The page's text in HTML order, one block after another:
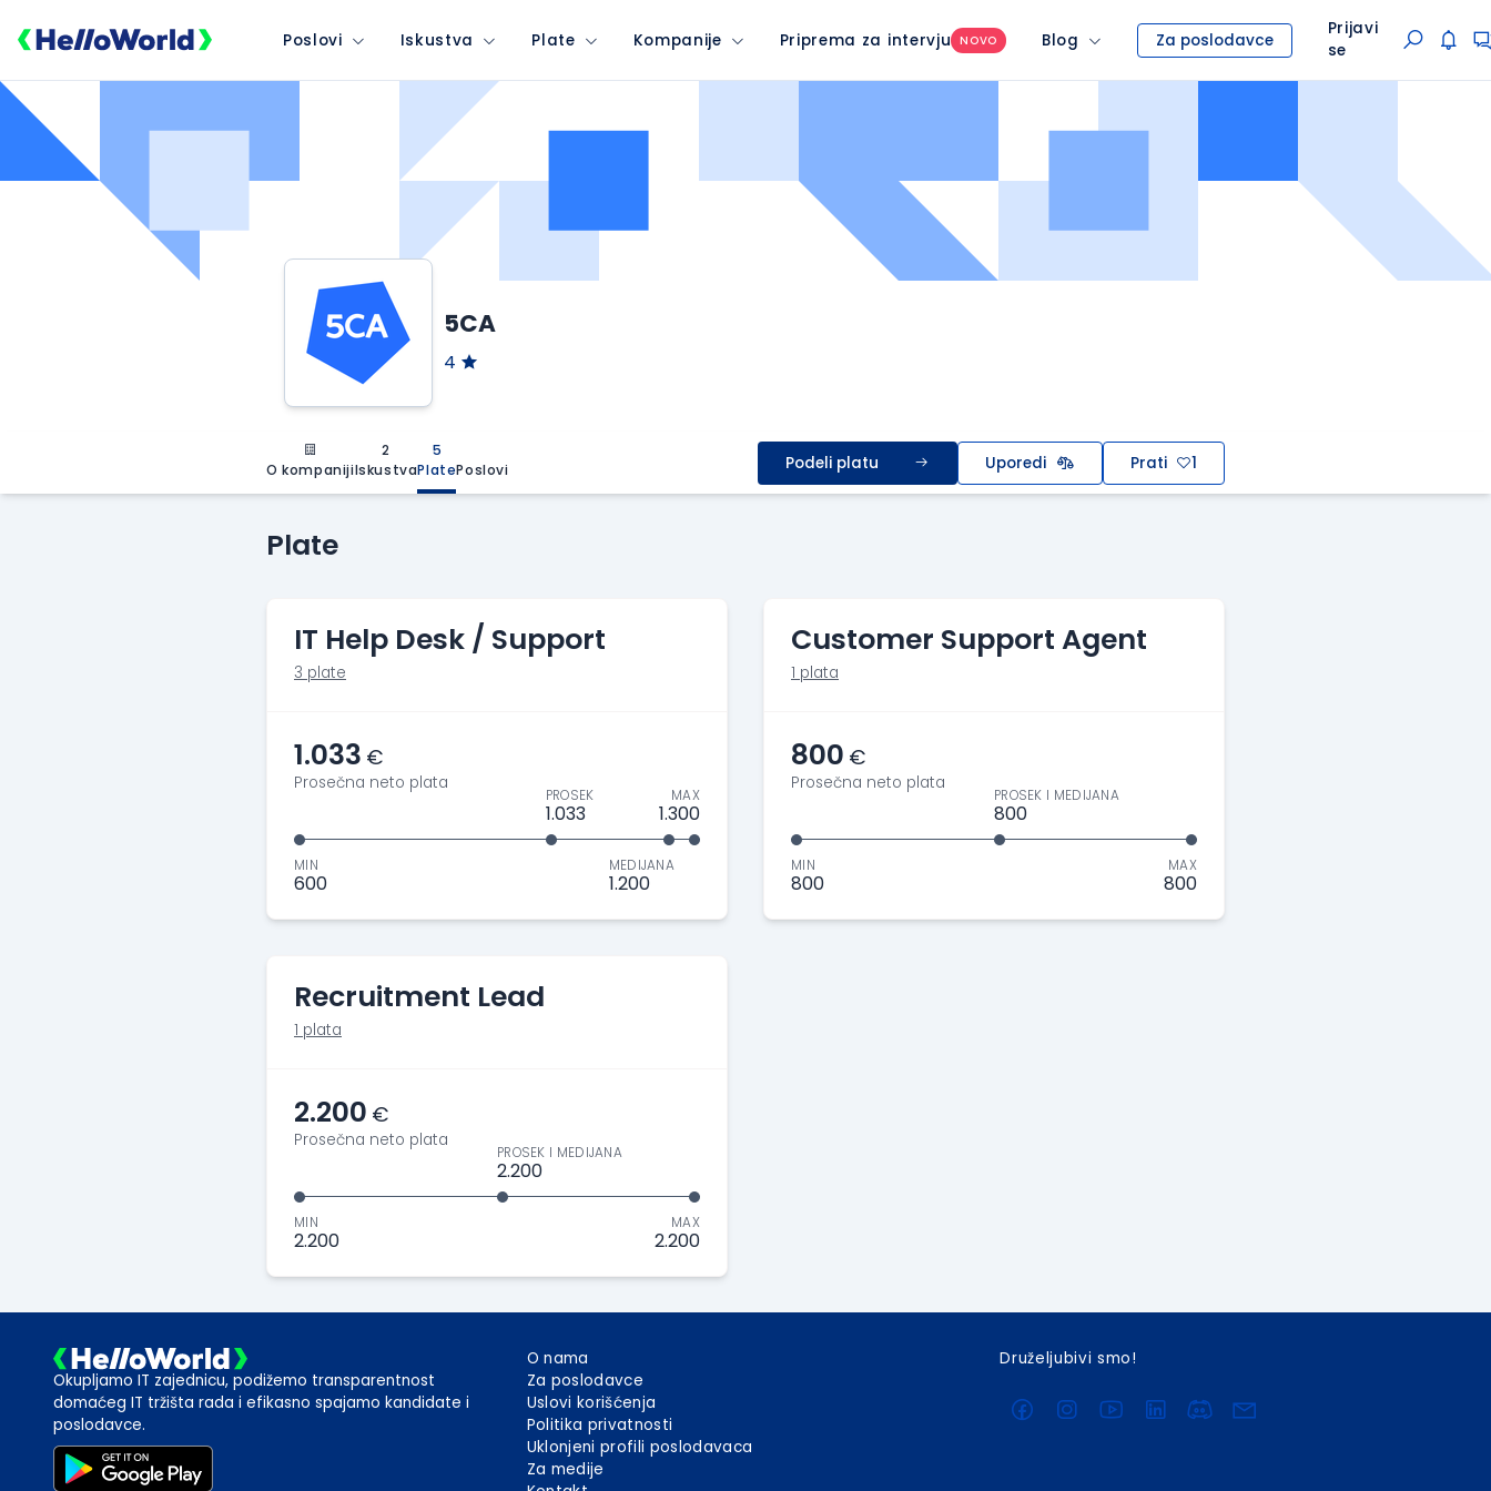
Poslovi Iskustva Plate Kompanije Priprema za intervju NOVO Blog Za poslodavce
Prijavi
se
5CA
4
O kompaniji
2
Iskustva
5
PlatePoslovi Podeli platu Uporedi Prati 1
Plate
IT Help Desk / Support
3 plate
1.033 €
Prosečna neto plata
MIN
600
MEDIJANA
1.200
PROSEK
1.033
MAX
1.300
Customer Support Agent
1 plata
800 €
Prosečna neto plata
MIN
800
PROSEK I MEDIJANA
800
MAX
800
Recruitment Lead
1 plata
2.200 €
Prosečna neto plata
MIN
2.200
PROSEK I MEDIJANA
2.200
MAX
2.200
Okupljamo IT zajednicu, podižemo transparentnost
domaćeg IT tržišta rada i efikasno spajamo kandidate i
poslodavce.
O nama
Za poslodavce
Uslovi korišćenja
Politika privatnosti
Uklonjeni profili poslodavaca
Za medije
Druželjubivi smo!